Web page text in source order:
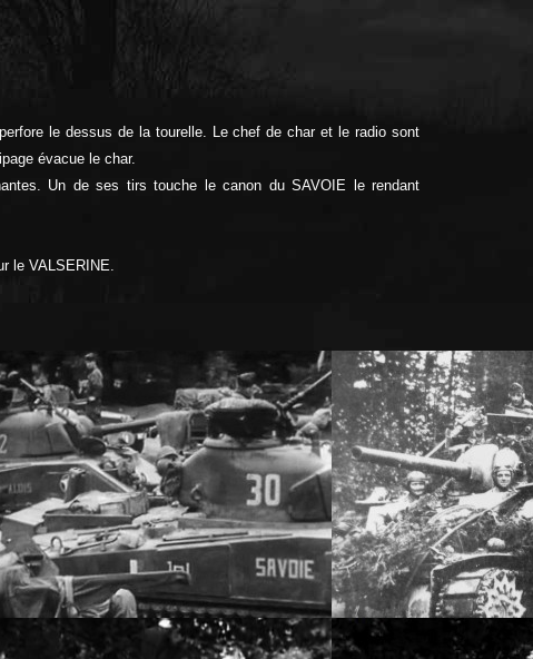
le dessus de la tourelle. Le chef de char et le radio sont
évacue le char.
Un de ses tirs touche le canon du SAVOIE le rendant
le VALSERINE.